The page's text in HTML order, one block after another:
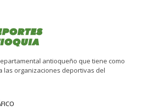
antioqueño que tiene como
las organizaciones deportivas del